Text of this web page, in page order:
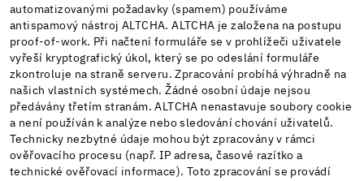
automatizovanými požadavky (spamem) používáme
antispamový nástroj ALTCHA. ALTCHA je založena na postupu
proof-of-work. Při načtení formuláře se v prohlížeči uživatele
vyřeší kryptografický úkol, který se po odeslání formuláře
zkontroluje na straně serveru. Zpracování probíhá výhradně na
našich vlastních systémech. Žádné osobní údaje nejsou
předávány třetím stranám. ALTCHA nenastavuje soubory cookie
a není používán k analýze nebo sledování chování uživatelů.
Technicky nezbytné údaje mohou být zpracovány v rámci
ověřovacího procesu (např. IP adresa, časové razítko a
technické ověřovací informace). Toto zpracování se provádí